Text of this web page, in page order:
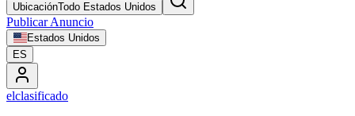
UbicaciónTodo Estados Unidos
Publicar Anuncio
Estados Unidos
ES
elclasificado